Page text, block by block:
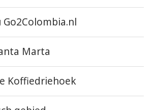
Go2Colombia.nl
Marta
Koffiedriehoek